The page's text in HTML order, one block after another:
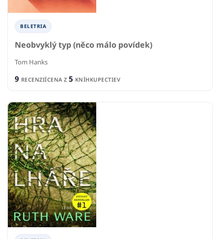
BELETRIA
Neobvyklý typ (něco málo povídek)
Tom Hanks
9 RECENZIÍCENA Z 5 KNÍHKUPECTIEV